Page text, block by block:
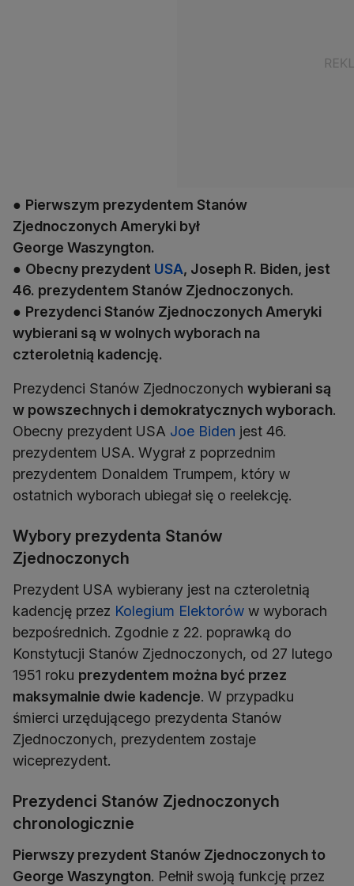
● Pierwszym prezydentem Stanów
Zjednoczonych Ameryki był
George Waszyngton.
● Obecny prezydent USA, Joseph R. Biden, jest
46. prezydentem Stanów Zjednoczonych.
● Prezydenci Stanów Zjednoczonych Ameryki
wybierani są w wolnych wyborach na
czteroletnią kadencję.
Prezydenci Stanów Zjednoczonych wybierani są
w powszechnych i demokratycznych wyborach.
Obecny prezydent USA Joe Biden jest 46.
prezydentem USA. Wygrał z poprzednim
prezydentem Donaldem Trumpem, który w
ostatnich wyborach ubiegał się o reelekcję.
Wybory prezydenta Stanów
Zjednoczonych
Prezydent USA wybierany jest na czteroletnią
kadencję przez Kolegium Elektorów w wyborach
bezpośrednich. Zgodnie z 22. poprawką do
Konstytucji Stanów Zjednoczonych, od 27 lutego
1951 roku prezydentem można być przez
maksymalnie dwie kadencje. W przypadku
śmierci urzędującego prezydenta Stanów
Zjednoczonych, prezydentem zostaje
wiceprezydent.
Prezydenci Stanów Zjednoczonych
chronologicznie
Pierwszy prezydent Stanów Zjednoczonych to
George Waszyngton. Pełnił swoją funkcję przez